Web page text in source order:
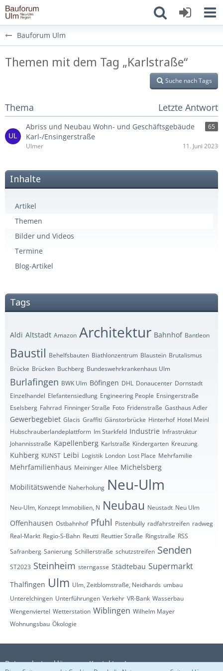
Bauforum Ulm
Themen mit dem Tag „Karlstraße“
Suche nach Tags
Thema Letzte Antwort
Abriss und Neubau Wohn- und Geschäftsgebäude
Karl-/Ensingerstraße
65
Ulmer 11. Juni 2023
Inhalte
Artikel
Themen
Bilder und Videos
Termine
Blog-Artikel
Tags
Aldi Altstadt Amazon Architektur Bahnhof Bantleon
Baustil Behelfsbauten Biathlonzentrum Blaustein Brutalismus
Brücke Brücken Buchberg Bundeswehrkrankenhaus Ulm
Burlafingen BWK Ulm Böfingen DHL Donaucenter Dornstadt
Einzelhandel Elefantensiedlung Engineering People Ensingerstraße
Eselsberg Fahrrad Finninger Straße Foto Fridenstraße Gasthaus Adler
Gewerbegebiet Glacis Graffiti Gänstorbrücke Hinterhof Hotel Meinl
Hubschrauberlandeplattform Im Starkfeld Industrie Infrastruktur
Johannisstraße Kapellenberg Karlstraße Kindergarten Kreuzung
Kuhberg KUNST Leibi Logistik London Lost Place Mehrfamilie
Mehrfamilienhaus Meininger Allee Michelsberg
Mobilitätswende Naherholung Neu-Ulm
Neu-Ulm, Konzept Immobilien, N Neubau Neustadt Neu Ulm
Offenhausen Ostbahnhof Pfuhl Pistenbully radfahrstreifen radweg
Real-Markt Regio-S-Bahn Reutti Reuttier Straße Ringstraße RSS
Safranberg Sanierung Schillerstraße schutzstreifen Senden
ST2023 Steinheim sterngasse Städtebau Supermarkt
Thalfingen Ulm Ulm, Zeitblomstraße, Neidhards umbau
Unterelchingen Unterführungen Verkehr VR-Bank Wasserbau
Wengenviertel Wetterstation Wiblingen Wilhelm Mayer
Wohnungsbau Ökologie
Datenschutzerklärung Kontakt Impressum